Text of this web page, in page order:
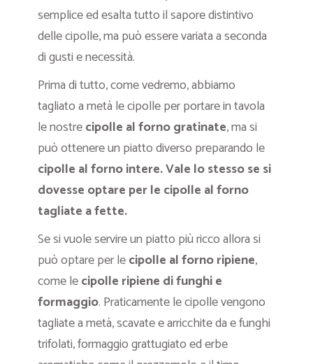
semplice ed esalta tutto il sapore distintivo
delle cipolle, ma può essere variata a seconda
di gusti e necessità.
Prima di tutto, come vedremo, abbiamo
tagliato a metà le cipolle per portare in tavola
le nostrecipolle al forno gratinate, ma si
può ottenere un piatto diverso preparando le
cipolle al forno intere. Vale lo stesso se si
dovesse optare per le cipolle al forno
tagliate a fette.
Se si vuole servire un piatto più ricco allora si
può optare per lecipolle al forno ripiene,
come lecipolle ripiene di funghi e
formaggio. Praticamente le cipolle vengono
tagliate a metà, scavate e arricchite da e funghi
trifolati, formaggio grattugiato ed erbe